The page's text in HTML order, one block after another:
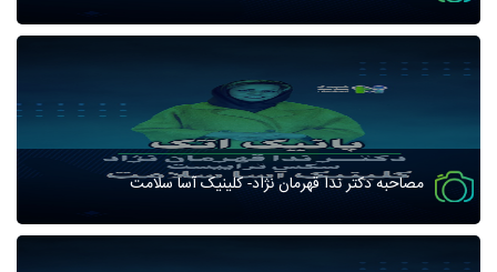
مصاحبه دکتر ندا قهرمان نژاد- کلینیک آسا سلامت